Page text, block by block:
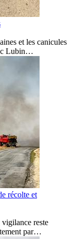
et les canicules
Lubin…
récolte et
reste
par…